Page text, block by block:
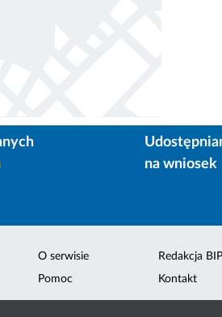
na wniosek
O serwisie
Pomoc
Redakcja
Kontakt